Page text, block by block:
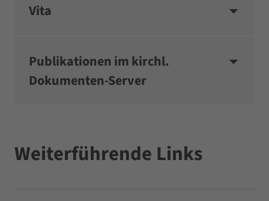
Vita
Publikationen im kirchl.
Dokumenten-Server
Weiterführende Links